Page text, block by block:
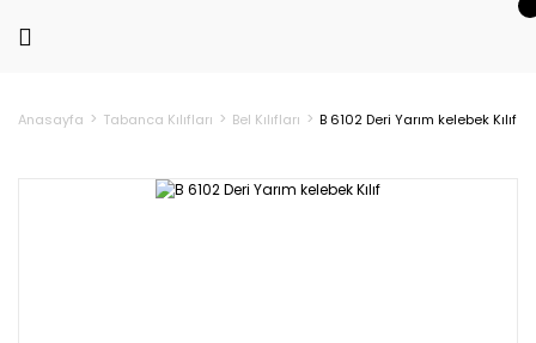
Anasayfa Tabanca Kılıfları Bel Kılıfları B 6102 Deri Yarım kelebek Kılıf